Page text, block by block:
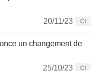
20/11/23
CI
un changement de
25/10/23
CI